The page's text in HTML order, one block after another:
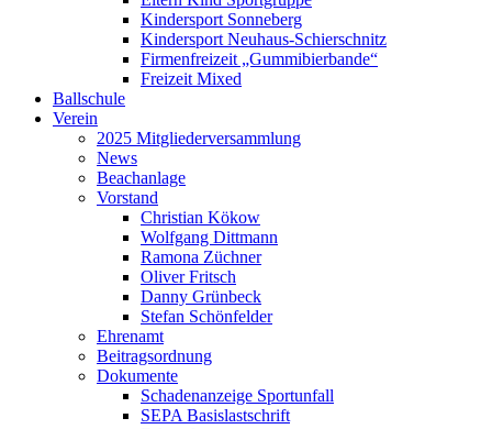
Kindersport Sonneberg
Kindersport Neuhaus-Schierschnitz
Firmenfreizeit „Gummibierbande“
Freizeit Mixed
Ballschule
Verein
2025 Mitgliederversammlung
News
Beachanlage
Vorstand
Christian Kökow
Wolfgang Dittmann
Ramona Züchner
Oliver Fritsch
Danny Grünbeck
Stefan Schönfelder
Ehrenamt
Beitragsordnung
Dokumente
Schadenanzeige Sportunfall
SEPA Basislastschrift